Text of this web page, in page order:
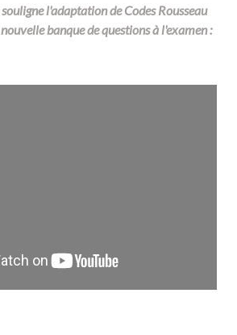
l'adaptation de Codes Rousseau
banque de questions à l'examen :